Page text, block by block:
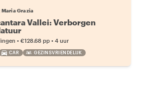
Maria Grazia
Vallei: Verborgen
• €128.68 pp • 4 uur
CAR GEZINSVRIENDELIJK